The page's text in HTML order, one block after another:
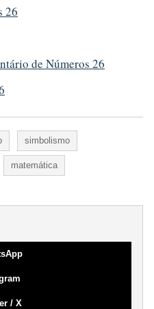
26
de Números 26
simbolismo
matemática
/ X